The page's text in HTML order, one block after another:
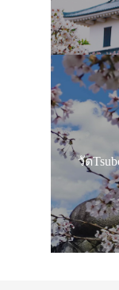
วัด